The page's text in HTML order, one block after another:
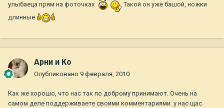
улыбаеца прям на фоточках
Такой он уже башой, ножки
длинные
Арни и Ко
Опубликовано 9 февраля, 2010
Как же хорошо, что нас так по доброму принимают. Очень на
самом деле поддерживаете своими комментариями. у нас щас